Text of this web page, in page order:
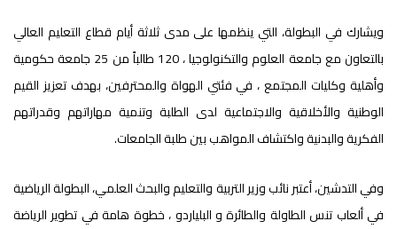
ويشارك في البطولة، التي ينظمها على مدى ثلاثة أيام قطاع التعليم العالي
بالتعاون مع جامعة العلوم والتكنولوجيا ، 120 طالباً من 25 جامعة حكومية
وأهلية وكليات المجتمع ، في فئتي الهواة والمحترفين، بهدف تعزيز القيم
الوطنية والأخلاقية والاجتماعية لدى الطلبة وتنمية مهاراتهم وقدراتهم
الفكرية والبدنية واكتشاف المواهب بين طلبة الجامعات.
وفي التدشين، أعتبر نائب وزير التربية والتعليم والبحث العلمي، البطولة الرياضية
في ألعاب تنس الطاولة والطائرة و البلياردو ، خطوة هامة في تطوير الرياضة